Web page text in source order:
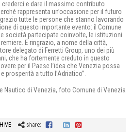
e dare il massimo contributo
rappresenta un’occasione per il futuro
tutte le persone che stanno lavorando
di questo importante evento: il Comune
società partecipate coinvolte, le istituzioni
E ringrazio, a nome della città,
delegato di Ferretti Group, uno dei più
che ha fortemente creduto in questo
per il Paese l’idea che Venezia possa
prosperità a tutto l’Adriatico”.
Nautico di Venezia, foto Comune di Venezia
share: